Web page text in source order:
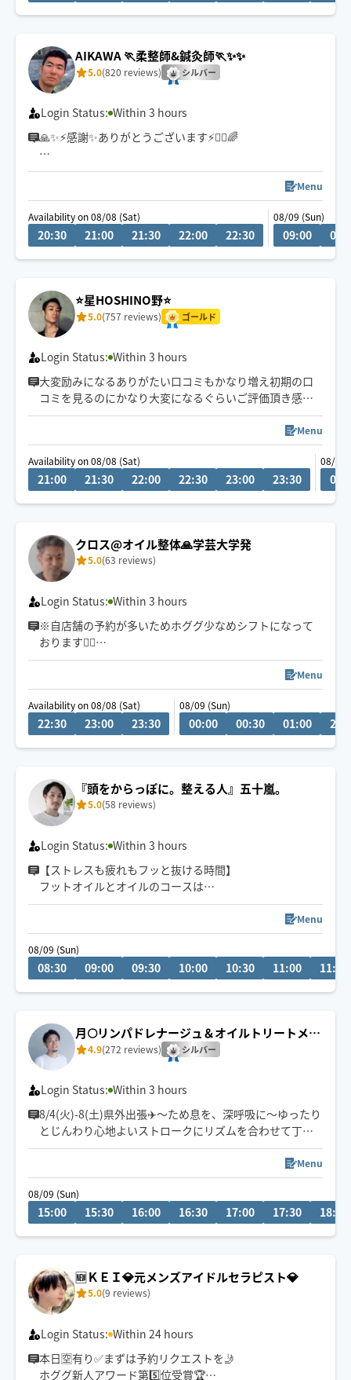
よろしくお願いします❕️AIKAWA 🏃柔整師&鍼灸師🏃✨✨
5.0(820 reviews) シルバー
Login Status: Within 3 hours
🙏✨⚡️感謝✨ありがとうございます⚡️🙇‍♂️🌈
✌️✌️８月AIKAWA祭開催中✌️✌️✌️✌️✌️😂
期間中Specialクーポン発行中✌️ぜひご利用下さい🏄‍♂️🏄‍♂️🏄‍♂️
🏄‍♂️何処かでレアクーポン発行予定🫠🫠
✨スッキリ癒し🌿
Menu
Availability on 08/08 (Sat)
20:30 21:00 21:30 22:00 22:30
08/09 (Sun)
09:00
⭐️星HOSHINO野⭐️
5.0(757 reviews) ゴールド
Login Status: Within 3 hours
大変励みになるありがたい口コミもかなり増え初期の口
コミを見るのにかなり大変になるぐらいご評価頂き感謝
です♪
頂いた温かい口コミは過去の物でもしっかり覚えて励み
にしております
ご予約時間より早めに到着出来る場合もございます
Menu
Availability on 08/08 (Sat)
21:00 21:30 22:00 22:30 23:00 23:30
08/09
クロス@オイル整体🙏学芸大学発
5.0(63 reviews)
Login Status: Within 3 hours
※自店舗の予約が多いためホググ少なめシフトになって
おります🙇‍♀️
お問い合わせいただければ時間作れますのでお気軽にご
🙏オーダーメイドのオイル整体🙏
みなさまの身体の疲れはストレスと姿勢疲れで出来てい
Menu
Availability on 08/08 (Sat)
22:30 23:00 23:30
08/09 (Sun)
00:00 00:30 01:00
『頭をからっぽに。整える人』五十嵐。
5.0(58 reviews)
Login Status: Within 3 hours
【ストレスも疲れもフッと抜ける時間】
フットオイルとオイルのコースは
平日7:30〜13:00まで🉐
場所と時間確認後に承認致します。
空き枠外も伺える場合ございます。
メッセージでご連絡下さい。
Menu
08/09 (Sun)
08:30 09:00 09:30 10:00 10:30 11:00 11:30
月🌕リンパドレナージュ＆オイルトリートメン
ト4.9(272 reviews) シルバー
Login Status: Within 3 hours
8/4(火)-8(土)県外出張✈️〜ため息を、深呼吸に〜ゆったり
とじんわり心地よいストロークにリズムを合わせて丁寧
にほぐします💆‍♀ストレス/不眠/ホルモンバランス・自律神
経の乱れ/不定愁訴/冷え/乾燥/浮腫み/便秘/PMS等の悩み
お任せください💪働くお忙しい方、専業主婦さん、子育
て中のママさん、学生さんからのご予約が増えてます✨施
術中お子さまやペットがそばにいてももちろんOKです🙆‍♀
Menu
08/09 (Sun)
15:00 15:30 16:00 16:30 17:00 17:30 18:00
🆕ＫＥＩ💎元メンズアイドルセラピスト💎
5.0(9 reviews)
Login Status: Within 24 hours
本日🈳有り✅まずは予約リクエストを🤳
ホググ新人アワード第5️⃣位受賞🏆